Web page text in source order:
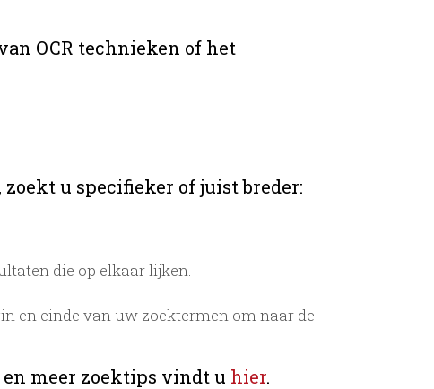
OCR technieken of het
u specifieker of juist breder:
die op elkaar lijken.
en einde van uw zoektermen om naar de
meer zoektips vindt u hier.